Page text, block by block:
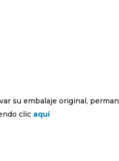
su embalaje original,
clic aquí